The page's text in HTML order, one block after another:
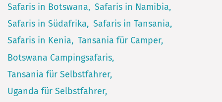
Safaris in Botswana
Safaris in Namibia
Safaris in Südafrika
Safaris in Tansania
Safaris in Kenia
Tansania für Camper
Botswana Campingsafaris
Tansania für Selbstfahrer
Uganda für Selbstfahrer